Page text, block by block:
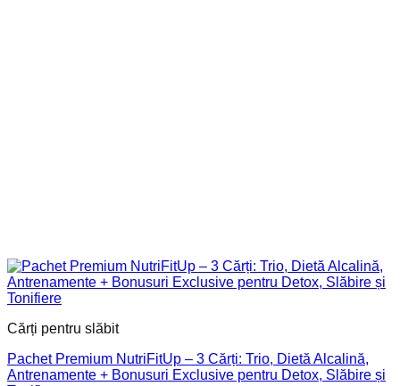
Cărți pentru slăbit
Pachet Premium NutriFitUp – 3 Cărți: Trio, Dietă Alcalină,
Antrenamente + Bonusuri Exclusive pentru Detox, Slăbire și